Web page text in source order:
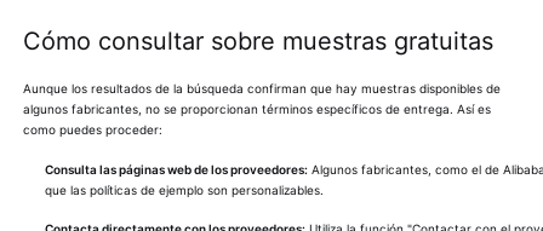
Cómo consultar sobre muestras gratuitas
Aunque los resultados de la búsqueda confirman que hay muestras disponibles de
algunos fabricantes, no se proporcionan términos específicos de entrega. Así es
como puedes proceder:
Consulta las páginas web de los proveedores: Algunos fabricantes, como el de
que las políticas de ejemplo son personalizables.